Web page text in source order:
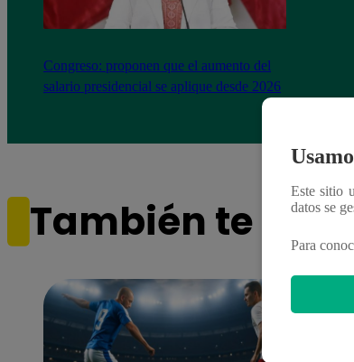
Congreso: proponen que el aumento del
salario presidencial se aplique desde 2026
También te
Este sitio
datos se
Para